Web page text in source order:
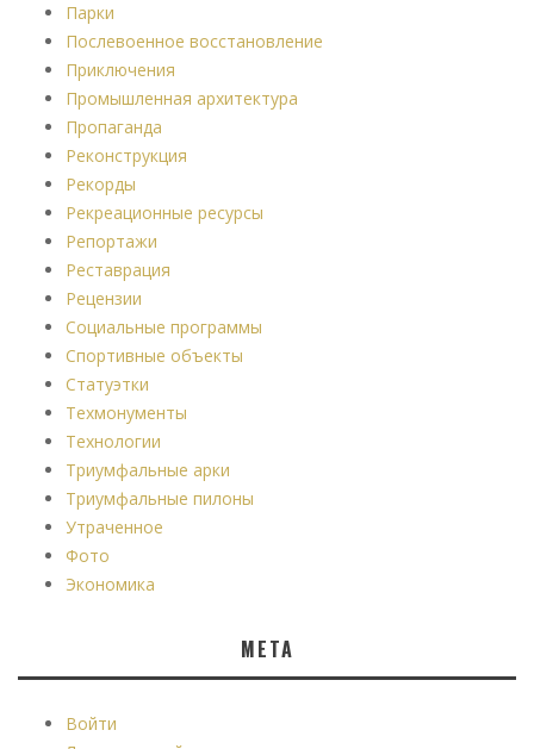
Парки
Послевоенное восстановление
Приключения
Промышленная архитектура
Пропаганда
Реконструкция
Рекорды
Рекреационные ресурсы
Репортажи
Реставрация
Рецензии
Социальные программы
Спортивные объекты
Статуэтки
Техмонументы
Технологии
Триумфальные арки
Триумфальные пилоны
Утраченное
Фото
Экономика
МЕТА
Войти